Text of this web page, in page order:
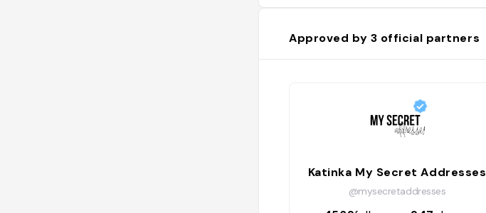
Approved by 3 official partners
Katinka My Secret Addresses
@mysecretaddresses